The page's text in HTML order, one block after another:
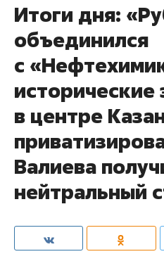
Итоги дня:
объединился
с
исторические
в центре
Валиева
нейтральный